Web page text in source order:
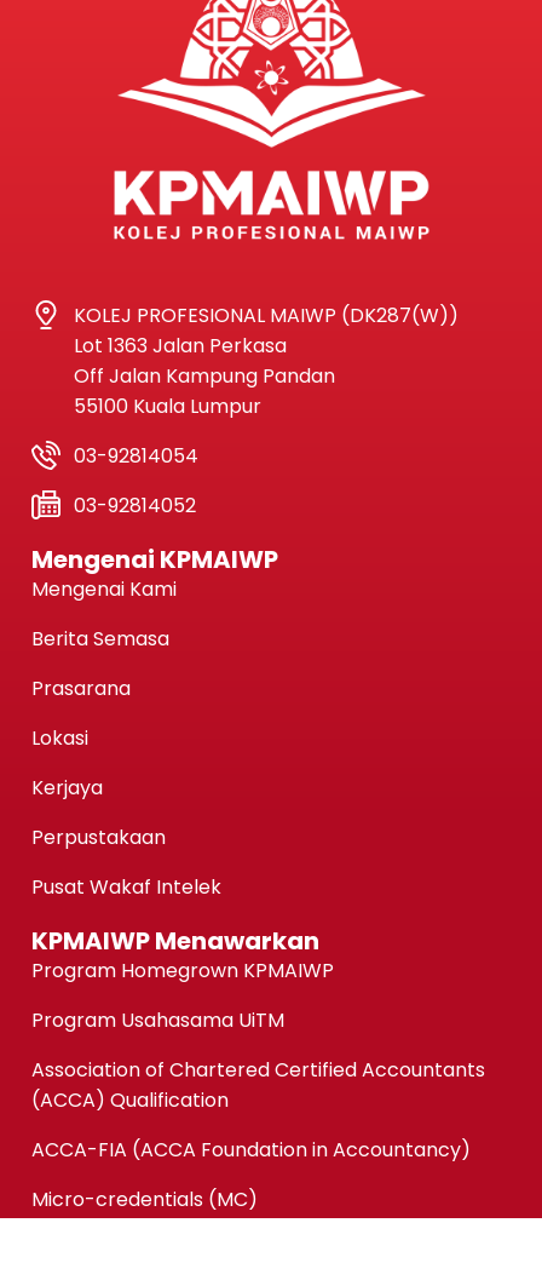
KOLEJ PROFESIONAL MAIWP (DK287(W))
Lot 1363 Jalan Perkasa
Off Jalan Kampung Pandan
55100 Kuala Lumpur
03-92814054
03-92814052
Mengenai KPMAIWP
Mengenai Kami
Berita Semasa
Prasarana
Lokasi
Kerjaya
Perpustakaan
Pusat Wakaf Intelek
KPMAIWP Menawarkan
Program Homegrown KPMAIWP
Program Usahasama UiTM
Association of Chartered Certified Accountants
(ACCA) Qualification
ACCA-FIA (ACCA Foundation in Accountancy)
Micro-credentials (MC)